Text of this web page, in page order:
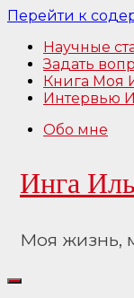
Перейти к
Научные
Задать
Книга Моя
Интервью
Обо мне
Инга
Моя жизнь,